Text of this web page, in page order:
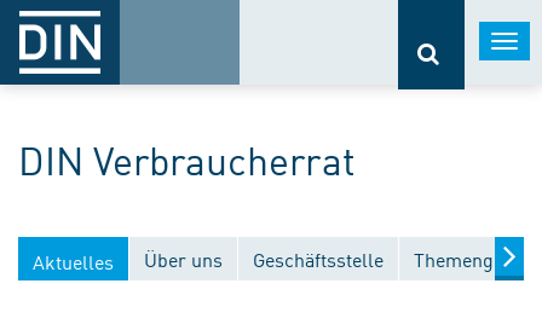
DIN Verbraucherrat
Aktuelles Über uns Geschäftsstelle